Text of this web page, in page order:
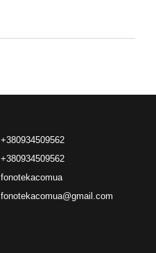
+380934509562
+380934509562
fonotekacomua
fonotekacomua@gmail.com